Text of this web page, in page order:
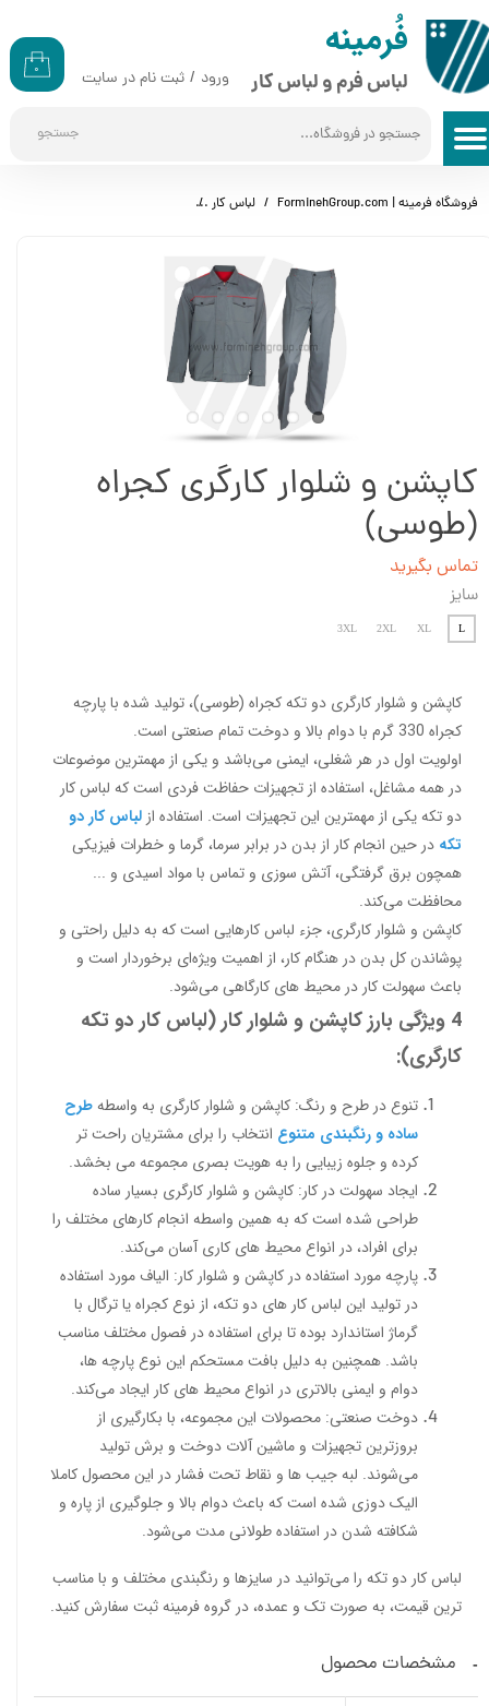
​​فُرمینه
لباس فرم و لباس کار
جستجو
۰ ورود / ثبت نام در سایت
حساب کاربری من
تغییر گذر واژه
سفارشات
خروج از حساب کاربری
فروشگاه فرمینه | ForminehGroup.com لباس کار
کاپشن و شلوار کارگری کجراه
(طوسی)
تماس بگیرید
سایز
L
XL
2XL
3XL
کاپشن و شلوار کارگری دو تکه کجراه (طوسی)، تولید شده با پارچه
کجراه 330 گرم با دوام بالا و دوخت تمام صنعتی است.
اولویت اول در هر شغلی، ایمنی می‌باشد و یکی از مهمترین موضوعات
در همه مشاغل، استفاده از تجهیزات حفاظت فردی است که لباس کار
دو تکه یکی از مهمترین این تجهیزات است. استفاده ازلباس کار دو
تکه در حین انجام کار از بدن در برابر سرما، گرما و خطرات فیزیکی
همچون برق گرفتگی، آتش سوزی و تماس با مواد اسیدی و ...
محافظت می‌کند.
کاپشن و شلوار کارگری، جزء لباس کارهایی است که به دلیل راحتی و
پوشاندن کل بدن در هنگام کار، از اهمیت ویژه‌ای برخوردار است و
باعث سهولت کار در محیط های کارگاهی می‌شود.
4 ویژگی بارز کاپشن و شلوار کار (لباس کار دو تکه
کارگری):
تنوع در طرح و رنگ: کاپشن و شلوار کارگری به واسطهطرح
ساده و رنگبندی متنوع انتخاب را برای مشتریان راحت تر
کرده و جلوه زیبایی را به هویت بصری مجموعه می بخشد.
ایجاد سهولت در کار: کاپشن و شلوار کارگری بسیار ساده
طراحی شده است که به همین واسطه انجام کارهای مختلف را
برای افراد، در انواع محیط های کاری آسان می‌کند.
پارچه مورد استفاده در کاپشن و شلوار کار: الیاف مورد استفاده
در تولید این لباس کار های دو تکه، از نوع کجراه یا ترگال با
گرماژ استاندارد بوده تا برای استفاده در فصول مختلف مناسب
باشد. همچنین به دلیل بافت مستحکم این نوع پارچه ها،
دوام و ایمنی بالاتری در انواع محیط های کار ایجاد می‌کند.
دوخت صنعتی: محصولات این مجموعه، با بکارگیری از
بروزترین تجهیزات و ماشین آلات دوخت و برش تولید
می‌شوند. لبه جیب ها و نقاط تحت فشار در این محصول کاملا
الیک دوزی شده است که باعث دوام بالا و جلوگیری از پاره و
شکافته شدن در استفاده طولانی مدت می‌شود.
لباس کار دو تکه را می‌توانید در سایزها و رنگبندی مختلف و با مناسب
ترین قیمت، به صورت تک و عمده، در گروه فرمینه ثبت سفارش کنید.
مشخصات محصول